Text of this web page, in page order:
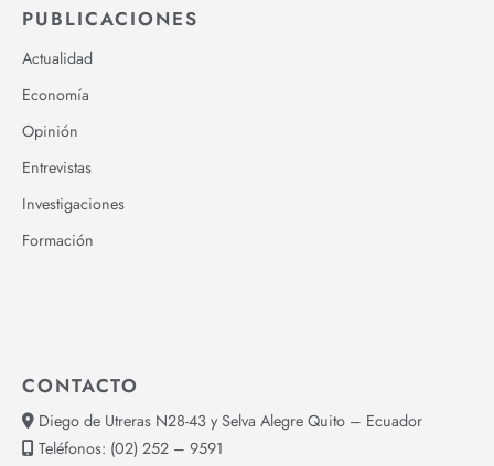
PUBLICACIONES
Actualidad
Economía
Opinión
Entrevistas
Investigaciones
Formación
CONTACTO
Diego de Utreras N28-43 y Selva Alegre Quito – Ecuador
Teléfonos: (02) 252 – 9591